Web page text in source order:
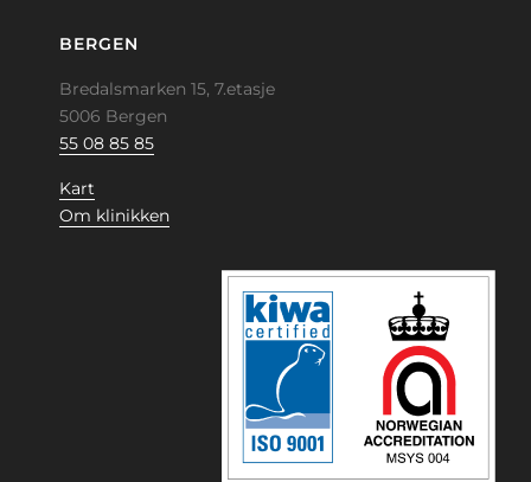
BERGEN
Bredalsmarken 15, 7.etasje
5006 Bergen
55 08 85 85
Kart
Om klinikken